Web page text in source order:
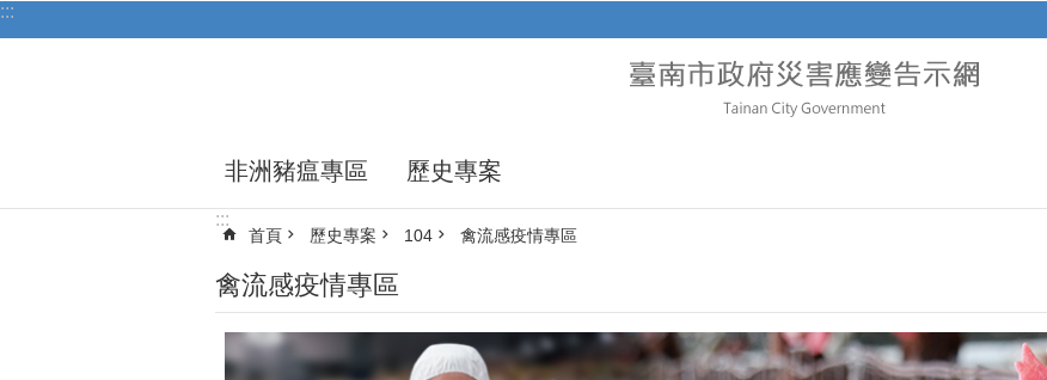
跳到主要內容區塊
:::
非洲豬瘟專區 歷史專案
:::
首頁 歷史專案 104 禽流感疫情專區
禽流感疫情專區